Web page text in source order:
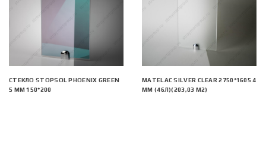
СТЕКЛО STOPSOL PHOENIX GREEN
5 ММ 150*200
MATELAC SILVER CLEAR 2750*1605 4
ММ (46Л)(203,03 М2)